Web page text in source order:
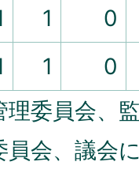
1
0
1
0
委員会、
員会、議会